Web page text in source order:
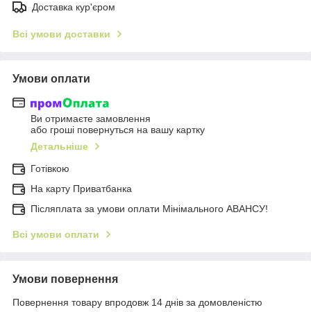
Доставка кур'єром
Всі умови доставки
Умови оплати
Ви отримаєте замовлення
або гроші повернуться на вашу картку
Детальніше
Готівкою
На карту Приватбанка
Післяплата за умови оплати Мінімального АВАНСУ!
Всі умови оплати
Умови повернення
Повернення товару впродовж 14 днів за домовленістю